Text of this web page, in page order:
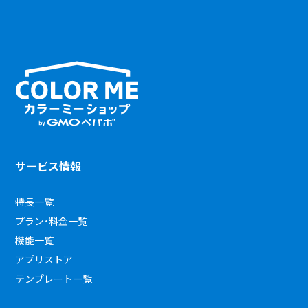
サービス情報
特長一覧
プラン・料金一覧
機能一覧
アプリストア
テンプレート一覧